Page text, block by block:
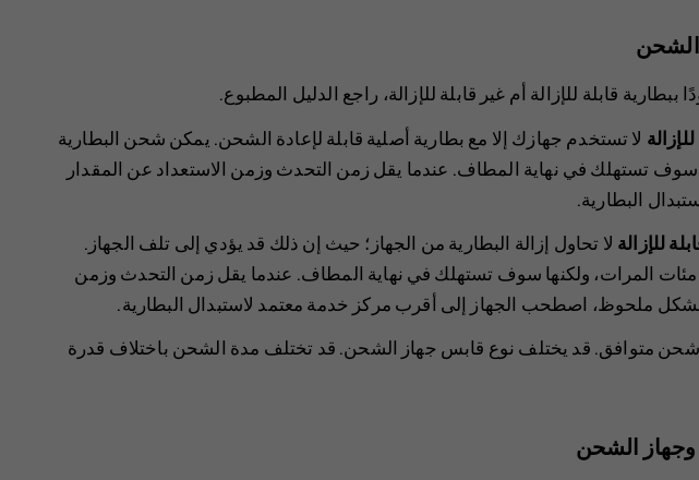
الشحن
قابلة للإزالة أم غير قابلة للإزالة، راجع الدليل المطبوع.
لا تستخدم جهازك إلا مع بطارية أصلية قابلة لإعادة الشحن. يمكن شحن البطارية
سوف تستهلك في نهاية المطاف. عندما يقل زمن التحدث وزمن الاستعداد عن المقدار
البطارية.
للإزالة لا تحاول إزالة البطارية من الجهاز؛ حيث إن ذلك قد يؤدي إلى تلف الجهاز.
مئات المرات، ولكنها سوف تستهلك في نهاية المطاف. عندما يقل زمن التحدث وزمن
بشكل ملحوظ، اصطحب الجهاز إلى أقرب مركز خدمة معتمد لاستبدال البطارية.
متوافق. قد يختلف نوع قابس جهاز الشحن. قد تختلف مدة الشحن باختلاف قدرة
وجهاز الشحن